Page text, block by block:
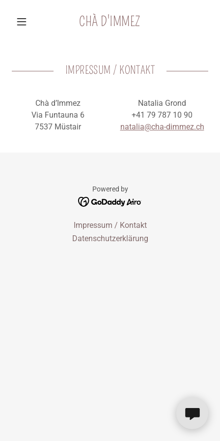
CHÀ D'IMMEZ
IMPRESSUM / KONTAKT
Chà d’Immez
Via Funtauna 6
7537 Müstair
Natalia Grond
+41 79 787 10 90
natalia@cha-dimmez.ch
Powered by
Impressum / Kontakt
Datenschutzerklärung